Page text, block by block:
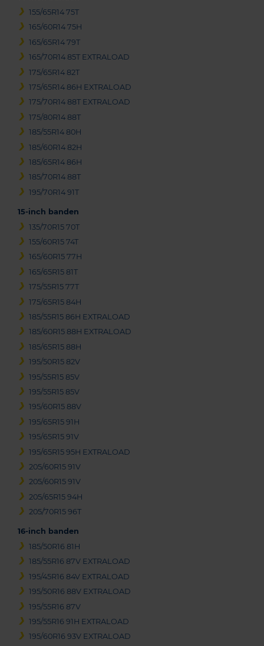
155/65R14 75T
165/60R14 75H
165/65R14 79T
165/70R14 85T EXTRALOAD
175/65R14 82T
175/65R14 86H EXTRALOAD
175/70R14 88T EXTRALOAD
175/80R14 88T
185/55R14 80H
185/60R14 82H
185/65R14 86H
185/70R14 88T
195/70R14 91T
15-inch banden
135/70R15 70T
155/60R15 74T
165/60R15 77H
165/65R15 81T
175/55R15 77T
175/65R15 84H
185/55R15 86H EXTRALOAD
185/60R15 88H EXTRALOAD
185/65R15 88H
195/50R15 82V
195/55R15 85V
195/55R15 85V
195/60R15 88V
195/65R15 91H
195/65R15 91V
195/65R15 95H EXTRALOAD
205/60R15 91V
205/60R15 91V
205/65R15 94H
205/70R15 96T
16-inch banden
185/50R16 81H
185/55R16 87V EXTRALOAD
195/45R16 84V EXTRALOAD
195/50R16 88V EXTRALOAD
195/55R16 87V
195/55R16 91H EXTRALOAD
195/60R16 93V EXTRALOAD